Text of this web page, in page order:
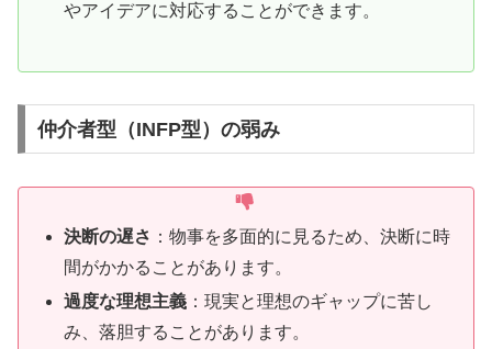
やアイデアに対応することができます。
仲介者型（INFP型）の弱み
決断の遅さ ：物事を多面的に見るため、決断に時
間がかかることがあります。
過度な理想主義 ：現実と理想のギャップに苦し
み、落胆することがあります。